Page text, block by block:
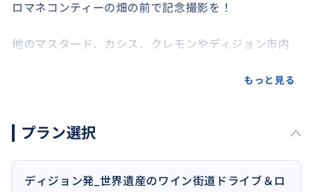
ロマネコンティーの畑の前で記念撮影を！
他のマスタード、カシス、クレモンやディジョン市内
って調整します。
もっと見る
プラン選択
ディジョン発_世界遺産のワイン街道ドライブ＆ロ